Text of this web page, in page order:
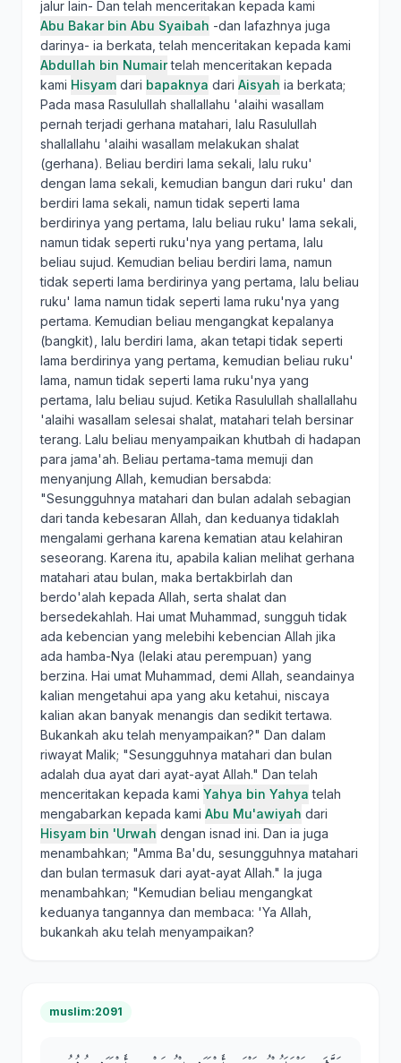
jalur lain- Dan telah menceritakan kepada kami
Abu Bakar bin Abu Syaibah -dan lafazhnya juga
darinya- ia berkata, telah menceritakan kepada kami
Abdullah bin Numairtelah menceritakan kepada
kami Hisyam dari bapaknya dari Aisyah ia berkata;
Pada masa Rasulullah shallallahu 'alaihi wasallam
pernah terjadi gerhana matahari, lalu Rasulullah
shallallahu 'alaihi wasallam melakukan shalat
(gerhana). Beliau berdiri lama sekali, lalu ruku'
dengan lama sekali, kemudian bangun dari ruku' dan
berdiri lama sekali, namun tidak seperti lama
berdirinya yang pertama, lalu beliau ruku' lama sekali,
namun tidak seperti ruku'nya yang pertama, lalu
beliau sujud. Kemudian beliau berdiri lama, namun
tidak seperti lama berdirinya yang pertama, lalu beliau
ruku' lama namun tidak seperti lama ruku'nya yang
pertama. Kemudian beliau mengangkat kepalanya
(bangkit), lalu berdiri lama, akan tetapi tidak seperti
lama berdirinya yang pertama, kemudian beliau ruku'
lama, namun tidak seperti lama ruku'nya yang
pertama, lalu beliau sujud. Ketika Rasulullah shallallahu
'alaihi wasallam selesai shalat, matahari telah bersinar
terang. Lalu beliau menyampaikan khutbah di hadapan
para jama'ah. Beliau pertama-tama memuji dan
menyanjung Allah, kemudian bersabda:
"Sesungguhnya matahari dan bulan adalah sebagian
dari tanda kebesaran Allah, dan keduanya tidaklah
mengalami gerhana karena kematian atau kelahiran
seseorang. Karena itu, apabila kalian melihat gerhana
matahari atau bulan, maka bertakbirlah dan
berdo'alah kepada Allah, serta shalat dan
bersedekahlah. Hai umat Muhammad, sungguh tidak
ada kebencian yang melebihi kebencian Allah jika
ada hamba-Nya (lelaki atau perempuan) yang
berzina. Hai umat Muhammad, demi Allah, seandainya
kalian mengetahui apa yang aku ketahui, niscaya
kalian akan banyak menangis dan sedikit tertawa.
Bukankah aku telah menyampaikan?" Dan dalam
riwayat Malik; "Sesungguhnya matahari dan bulan
adalah dua ayat dari ayat-ayat Allah." Dan telah
menceritakan kepada kami Yahya bin Yahya telah
mengabarkan kepada kami Abu Mu'awiyah dari
Hisyam bin 'Urwah dengan isnad ini. Dan ia juga
menambahkan; "Amma Ba'du, sesungguhnya matahari
dan bulan termasuk dari ayat-ayat Allah." Ia juga
menambahkan; "Kemudian beliau mengangkat
keduanya tangannya dan membaca: 'Ya Allah,
bukankah aku telah menyampaikan?
muslim:2091